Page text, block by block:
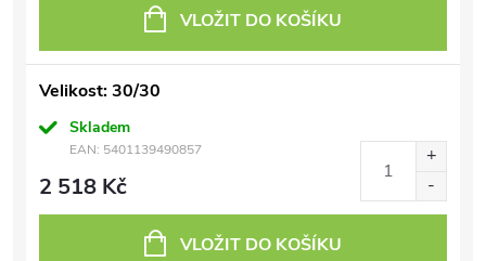
VLOŽIT DO KOŠÍKU
Velikost: 30/30
Skladem
EAN: 5401139490857
2 518 Kč
VLOŽIT DO KOŠÍKU